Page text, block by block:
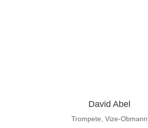
David Abel
Trompete, Vize-Obmann